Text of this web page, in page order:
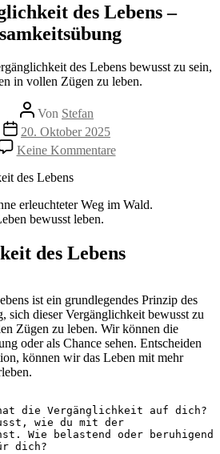
des Lebens –
des Lebens bewusst zu sein,
in vollen Zügen zu leben.
Beitragsautor
Von Stefan
Beitragsdatum
20. Oktober 2025
Keine Kommentarezu
Die
Lebens
des Lebens
ist ein grundlegendes Prinzip des
sich dieser Vergänglichkeit bewusst zu
Zügen zu leben. Wir können die
oder als Chance sehen. Entscheiden
können wir das Leben mit mehr
hat die Vergänglichkeit auf dich?
wie du mit der
Wie belastend oder beruhigend
dich?